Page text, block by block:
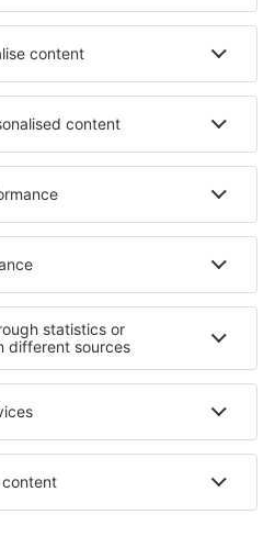
in Cibiana di Cadore
Ubytování in Stare Czarnowo
Ubytování v Údolí smrti
Ubytování in Michigan
v Anglii
Ubytování na Langkawi
v Cochabambě